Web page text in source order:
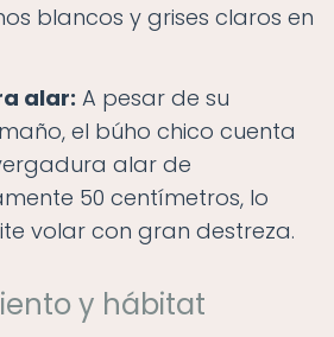
blancos y grises claros en
alar: A pesar de su
el búho chico cuenta
alar de
50 centímetros, lo
volar con gran destreza.
y hábitat